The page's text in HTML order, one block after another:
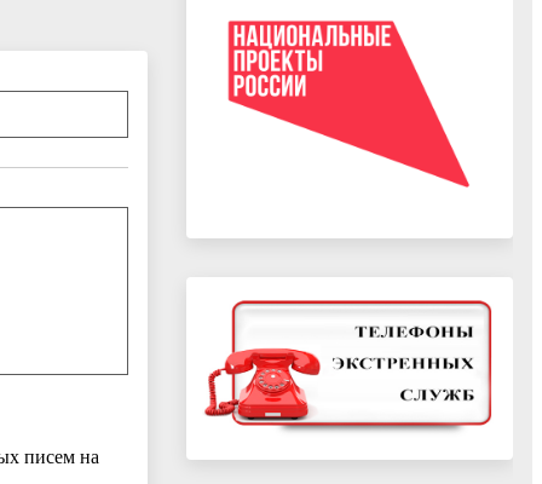
писем на